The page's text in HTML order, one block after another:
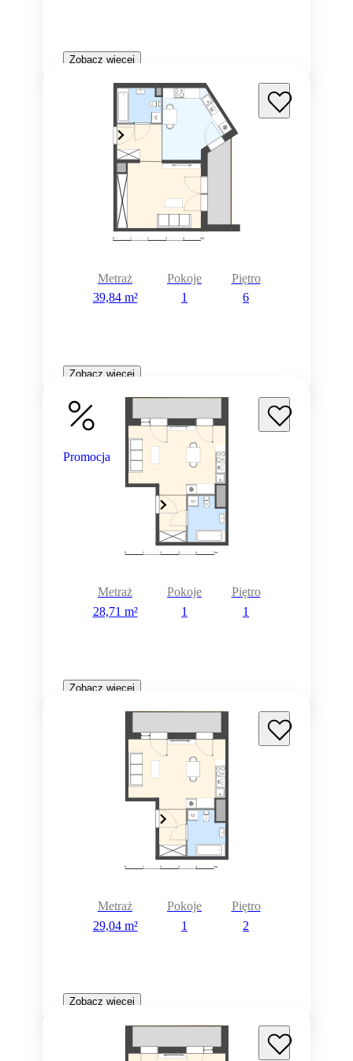
Zobacz więcej
Metraż
39,84 m²
Pokoje
1
Piętro
6
Zobacz więcej
Promocja
Metraż
28,71 m²
Pokoje
1
Piętro
1
Zobacz więcej
Metraż
29,04 m²
Pokoje
1
Piętro
2
Zobacz więcej